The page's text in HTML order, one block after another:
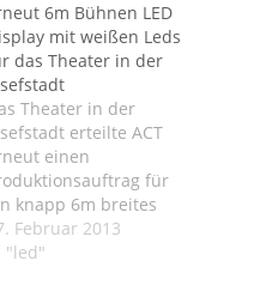
6m Bühnen LED
mit weißen Leds
das Theater in der
Theater in der
erteilte ACT
einen
für
knapp 6m breites
Display. ACT lieferte
in der
Februar 2013
"led"